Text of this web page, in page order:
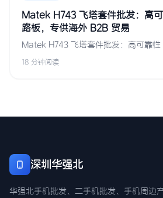
Matek H743 飞塔套件批发：高
路板，专供海外 B2B 贸易
Matek H743 飞塔套件批发：高可靠
18 分钟阅读
深圳华强北
华强北手机批发、二手机批发、手机周边